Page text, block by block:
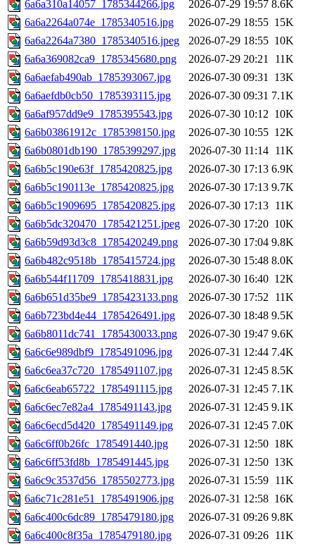
6a6a310a14057_1785344266.jpg 2026-07-29 19:57 8.6K
6a6a2264a074e_1785340516.jpg
2026-07-29 18:55 15K
6a6a2264a7380_1785340516.jpeg
2026-07-29 18:55 10K
6a6a369082ca9_1785345680.png
2026-07-29 20:21
11K
6a6aefab490ab_1785393067.jpg
2026-07-30 09:31 13K
6a6aefdb0cb50_1785393115.jpg
2026-07-30 09:31 7.1K
6a6af957dd9e9_1785395543.jpg
2026-07-30 10:12 10K
6a6b03861912c_1785398150.jpg
2026-07-30 10:55 12K
6a6b0801db190_1785399297.jpg
2026-07-30 11:14 11K
6a6b5c190e63f_1785420825.jpg
2026-07-30 17:13 6.9K
6a6b5c190113e_1785420825.jpg
2026-07-30 17:13 9.7K
6a6b5c1909695_1785420825.jpg
2026-07-30 17:13 11K
6a6b5dc320470_1785421251.jpeg
2026-07-30 17:20 10K
6a6b59d93d3c8_1785420249.png
2026-07-30 17:04 9.8K
6a6b482c9518b_1785415724.jpg
2026-07-30 15:48 8.0K
6a6b544f11709_1785418831.jpg
2026-07-30 16:40 12K
6a6b651d35be9_1785423133.png
2026-07-30 17:52 11K
6a6b723bd4e44_1785426491.jpg
2026-07-30 18:48 9.5K
6a6b8011dc741_1785430033.png
2026-07-30 19:47 9.6K
6a6c6e989dbf9_1785491096.jpg
2026-07-31 12:44 7.4K
6a6c6ea37c720_1785491107.jpg
2026-07-31 12:45 8.5K
6a6c6eab65722_1785491115.jpg
2026-07-31 12:45 7.1K
6a6c6ec7e82a4_1785491143.jpg
2026-07-31 12:45 9.1K
6a6c6ecd5d420_1785491149.jpg
2026-07-31 12:45 7.0K
6a6c6ff0b26fc_1785491440.jpg
2026-07-31 12:50 18K
6a6c6ff53fd8b_1785491445.jpg
2026-07-31 12:50 13K
6a6c9c3537d56_1785502773.jpg
2026-07-31 15:59 11K
6a6c71c281e51_1785491906.jpg
2026-07-31 12:58 16K
6a6c400c6dc89_1785479180.jpg
2026-07-31 09:26 9.8K
6a6c400c8f35a_1785479180.jpg
2026-07-31 09:26 11K